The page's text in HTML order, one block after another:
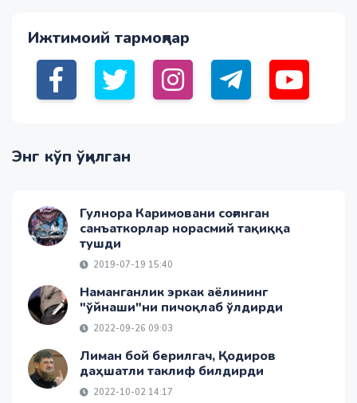
Ижтимоий тармоқлар
Энг кўп ўқилган
Гулнора Каримовани соғинган
санъаткорлар норасмий тақиққа
тушди
2019-07-19 15:40
Наманганлик эркак аёлининг
"ўйнаши"ни пичоқлаб ўлдирди
2022-09-26 09:03
Лиман бой берилгач, Қодиров
даҳшатли таклиф билдирди
2022-10-02 14:17